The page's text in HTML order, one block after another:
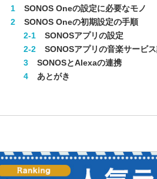
1
SONOS Oneの設定に必要なモノ
2
SONOS Oneの初期設定の手順
2-1
SONOSアプリの設定
2-2
SONOSアプリの音楽サービ
3
SONOSとAlexaの連携
4
あとがき